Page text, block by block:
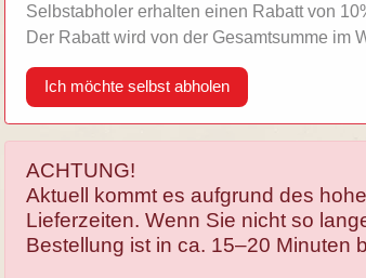
Selbstabholer erhalten einen Rabatt von
Der Rabatt wird von der Gesamtsumme im
Ich möchte selbst abholen
ACHTUNG!
Aktuell kommt es aufgrund des
Lieferzeiten. Wenn Sie nicht so
Bestellung ist in ca. 15–20 Minuten